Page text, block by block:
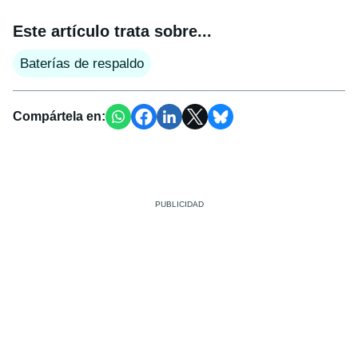
Este artículo trata sobre...
Baterías de respaldo
Compártela en: